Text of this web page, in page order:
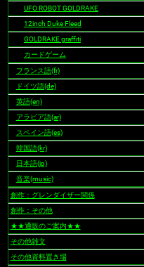
UFO ROBOT GOLDRAKE
12inch Duke Fleed
GOLDRAKE graffiti
カードゲーム
フランス語(fr)
ドイツ語(de)
英語(en)
アラビア語(ar)
スペイン語(es)
韓国語(kr)
日本語(jp)
音楽(music)
創作：グレンダイザー関係
創作：その他
★★通販のご案内★★
その他雑文
その他資料置き場